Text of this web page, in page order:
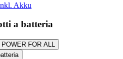
Akku
a batteria
FOR ALL